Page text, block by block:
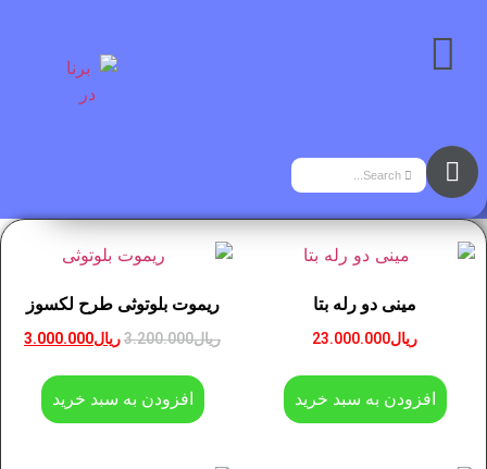
مینی دو رله بتا
ریال23.000.000
افزودن به سبد خرید
ریموت بلوتوثی طرح لکسوز
ریال3.200.000ریال3.000.000
افزودن به سبد خرید